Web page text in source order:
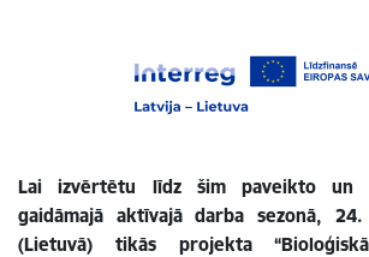
Lai izvērtētu līdz šim paveikto un
gaidāmajā aktīvajā darba sezonā,
(Lietuvā) tikās projekta